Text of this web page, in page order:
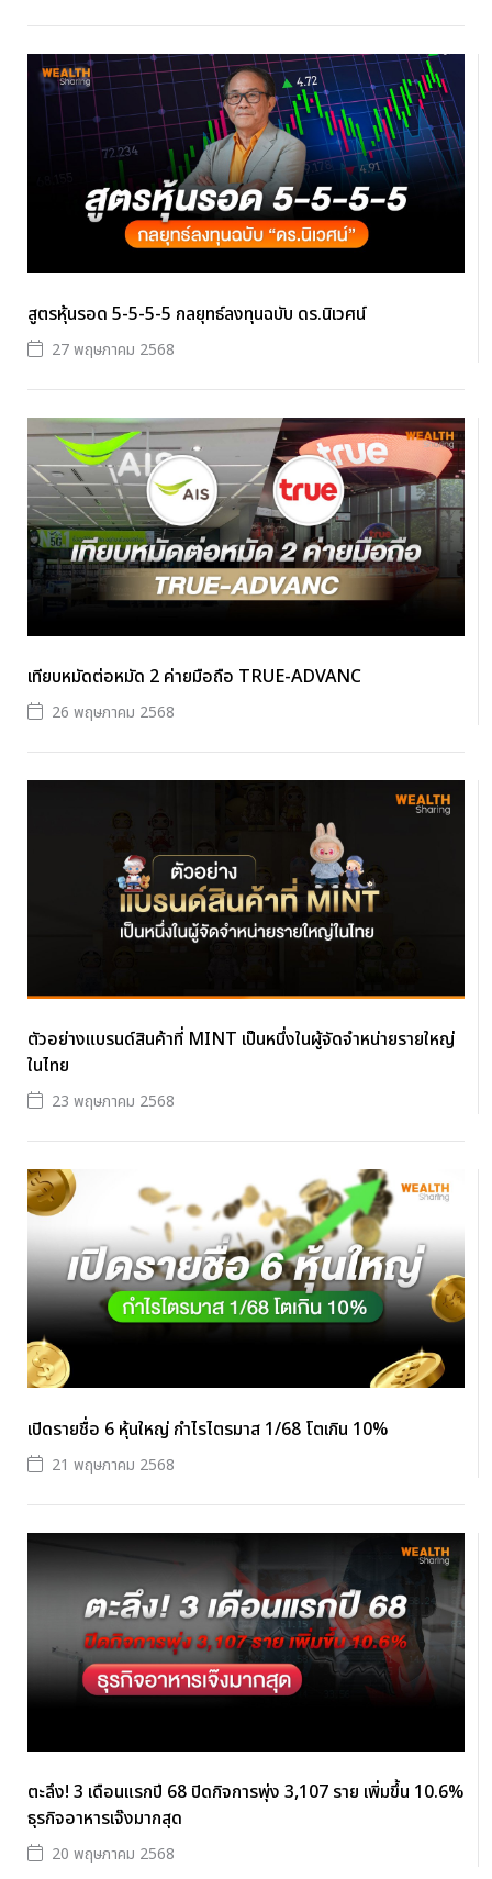
สูตรหุ้นรอด 5-5-5-5 กลยุทธ์ลงทุนฉบับ ดร.นิเวศน์
27 พฤษภาคม 2568
เทียบหมัดต่อหมัด 2 ค่ายมือถือ TRUE-ADVANC
26 พฤษภาคม 2568
ตัวอย่างแบรนด์สินค้าที่ MINT เป็นหนึ่งในผู้จัดจำหน่ายรายใหญ่
ในไทย
23 พฤษภาคม 2568
เปิดรายชื่อ 6 หุ้นใหญ่ กำไรไตรมาส 1/68 โตเกิน 10%
21 พฤษภาคม 2568
ตะลึง! 3 เดือนแรกปี 68 ปิดกิจการพุ่ง 3,107 ราย เพิ่มขึ้น 10.6%
ธุรกิจอาหารเจ๊งมากสุด
20 พฤษภาคม 2568